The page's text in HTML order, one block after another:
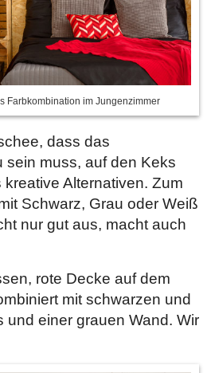
Farbkombination im Jungenzimmer
dass das
sein muss, auf den Keks
Alternativen. Zum
Schwarz, Grau oder Weiß
nur gut aus, macht auch
rote Decke auf dem
mit schwarzen und
und einer grauen Wand. Wir